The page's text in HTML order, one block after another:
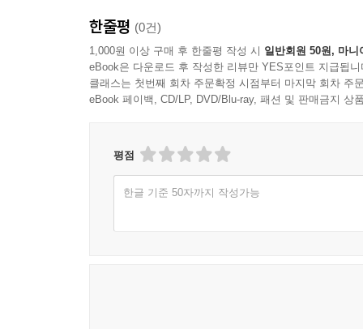
한줄평 (0건)
1,000원 이상 구매 후 한줄평 작성 시 일반회원 50원, 마니
eBook은 다운로드 후 작성한 리뷰만 YES포인트 지급됩니
클래스는 첫번째 회차 주문확정 시점부터 마지막 회차 주
eBook 페이백, CD/LP, DVD/Blu-ray, 패션 및 판매금지 상
평점
한글 기준 50자까지 작성가능